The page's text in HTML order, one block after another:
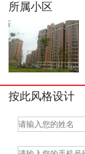
所属小区
按此风格设计